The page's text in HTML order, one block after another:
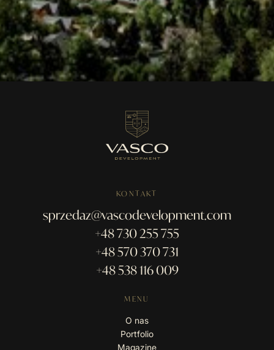
produktach, usługach oraz promocjach.
ZAPISZ SIĘ
KONTAKT
sprzedaz@vascodevelopment.com
+48 730 255 755
+48 570 370 731
+48 538 116 009
MENU
O nas
Portfolio
Magazine